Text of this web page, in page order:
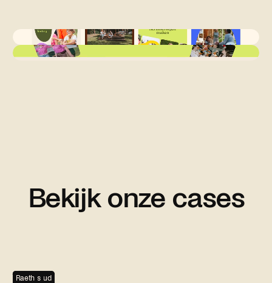
Bekijk onze cases
Zwartwoud
Goodzo
Zwartwoud
Kiekens
Raeth